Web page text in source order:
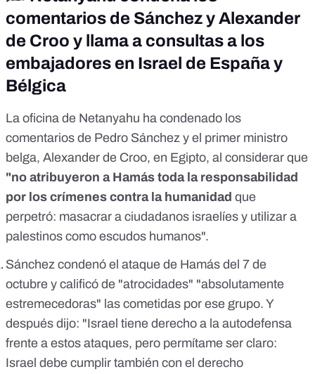
comentarios de Sánchez y Alexander
de Croo y llama a consultas a los
embajadores en Israel de España y
Bélgica
La oficina de Netanyahu ha condenado los
comentarios de Pedro Sánchez y el primer ministro
belga, Alexander de Croo, en Egipto, al considerar que
"no atribuyeron a Hamás toda la responsabilidad
por los crímenes contra la humanidad que
perpetró: masacrar a ciudadanos israelíes y utilizar a
palestinos como escudos humanos".
Sánchez condenó el ataque de Hamás del 7 de
octubre y calificó de "atrocidades" "absolutamente
estremecedoras" las cometidas por ese grupo. Y
después dijo: "Israel tiene derecho a la autodefensa
frente a estos ataques, pero permítame ser claro:
Israel debe cumplir también con el derecho